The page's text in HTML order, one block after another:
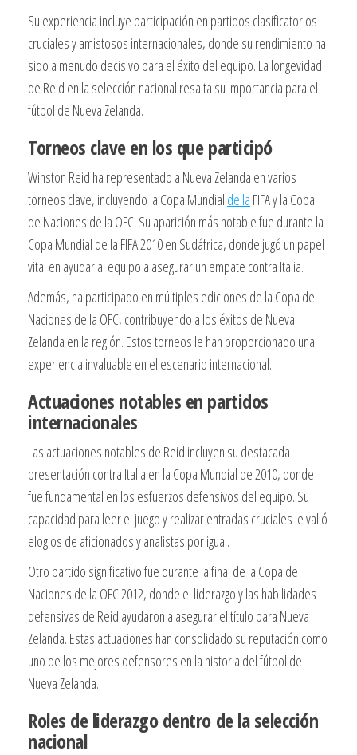
Su experiencia incluye participación en partidos clasificatorios
cruciales y amistosos internacionales, donde su rendimiento ha
sido a menudo decisivo para el éxito del equipo. La longevidad
de Reid en la selección nacional resalta su importancia para el
fútbol de Nueva Zelanda.
Torneos clave en los que participó
Winston Reid ha representado a Nueva Zelanda en varios
torneos clave, incluyendo la Copa Mundial de la FIFA y la Copa
de Naciones de la OFC. Su aparición más notable fue durante la
Copa Mundial de la FIFA 2010 en Sudáfrica, donde jugó un papel
vital en ayudar al equipo a asegurar un empate contra Italia.
Además, ha participado en múltiples ediciones de la Copa de
Naciones de la OFC, contribuyendo a los éxitos de Nueva
Zelanda en la región. Estos torneos le han proporcionado una
experiencia invaluable en el escenario internacional.
Actuaciones notables en partidos
internacionales
Las actuaciones notables de Reid incluyen su destacada
presentación contra Italia en la Copa Mundial de 2010, donde
fue fundamental en los esfuerzos defensivos del equipo. Su
capacidad para leer el juego y realizar entradas cruciales le valió
elogios de aficionados y analistas por igual.
Otro partido significativo fue durante la final de la Copa de
Naciones de la OFC 2012, donde el liderazgo y las habilidades
defensivas de Reid ayudaron a asegurar el título para Nueva
Zelanda. Estas actuaciones han consolidado su reputación como
uno de los mejores defensores en la historia del fútbol de
Nueva Zelanda.
Roles de liderazgo dentro de la selección
nacional